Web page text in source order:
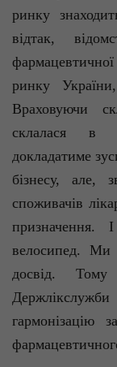
ринку
відтак,
ринку
Враховуючи
склалася в
докладатиме
бізнесу, але,
споживачів
призначення.
велосипед. Ми
досвід. Тому
гармонізацію